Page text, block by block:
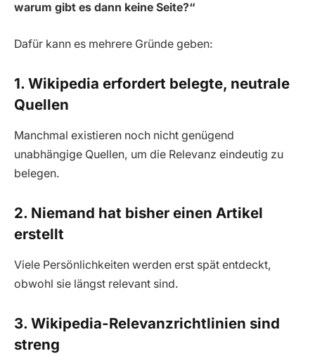
warum gibt es dann keine Seite?“
Dafür kann es mehrere Gründe geben:
1. Wikipedia erfordert belegte, neutrale
Quellen
Manchmal existieren noch nicht genügend
unabhängige Quellen, um die Relevanz eindeutig zu
belegen.
2. Niemand hat bisher einen Artikel
erstellt
Viele Persönlichkeiten werden erst spät entdeckt,
obwohl sie längst relevant sind.
3. Wikipedia-Relevanzrichtlinien sind
streng